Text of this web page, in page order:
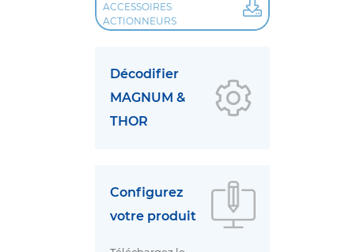
ACCESSOIRES
ACTIONNEURS
Décodifier
MAGNUM &
THOR
Configurez
votre produit